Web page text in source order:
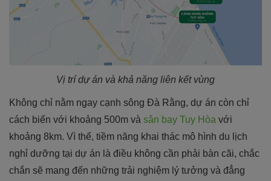
Vị trí dự án và khả năng liên kết vùng
Không chỉ nằm ngay cạnh sông Đà Rằng, dự án còn chỉ
cách biển với khoảng 500m và sân bay Tuy Hòa với
khoảng 8km. Vì thế, tiềm năng khai thác mô hình du lịch
nghỉ dưỡng tại dự án là điều không cần phải bàn cãi, chắc
chắn sẽ mang đến những trải nghiệm lý tưởng và đẳng